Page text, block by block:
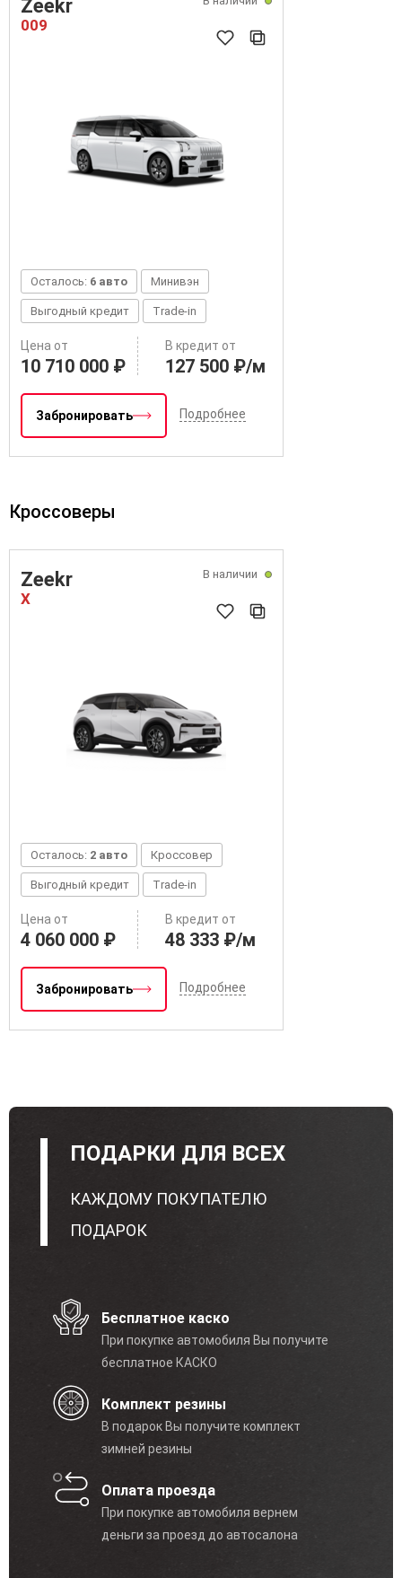
Zeekr
009
Осталось: 6 авто Минивэн
Выгодный кредит Trade-in
Цена от
10 710 000 ₽
В кредит от
127 500 ₽/м
Забронировать Подробнее
Кроссоверы
В наличии
Zeekr
X
Осталось: 2 авто Кроссовер
Выгодный кредит Trade-in
Цена от
4 060 000 ₽
В кредит от
48 333 ₽/м
Забронировать Подробнее
ПОДАРКИ ДЛЯ ВСЕХ
КАЖДОМУ ПОКУПАТЕЛЮ
ПОДАРОК
Бесплатное каско
При покупке автомобиля Вы получите
бесплатное КАСКО
Комплект резины
В подарок Вы получите комплект
зимней резины
Оплата проезда
При покупке автомобиля вернем
деньги за проезд до автосалона